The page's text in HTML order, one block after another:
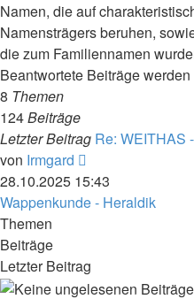
Namen, die auf
Namensträgers beruhen,
die zum Familiennamen
Beantwortete Beiträge
8 Themen
124Beiträge
Letzter Beitrag Re: WEITHAS
von Irmgard
Beitrag
28.10.2025 15:43
Wappenkunde - Heraldik
Themen
Beiträge
Letzter Beitrag